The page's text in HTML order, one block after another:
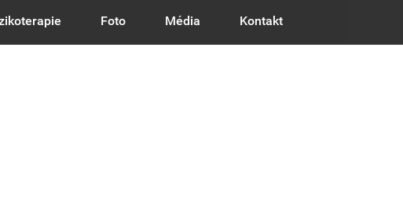
Foto Média Kontakt